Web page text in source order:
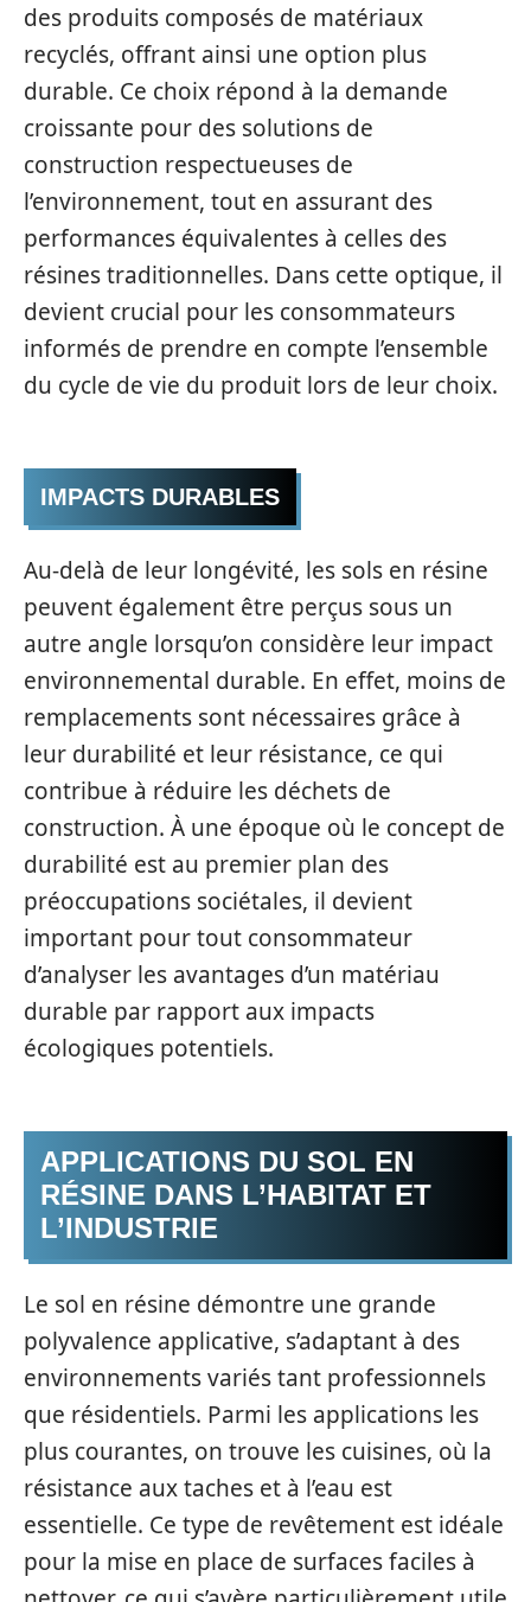
des produits composés de matériaux
recyclés, offrant ainsi une option plus
durable. Ce choix répond à la demande
croissante pour des solutions de
construction respectueuses de
l’environnement, tout en assurant des
performances équivalentes à celles des
résines traditionnelles. Dans cette optique, il
devient crucial pour les consommateurs
informés de prendre en compte l’ensemble
du cycle de vie du produit lors de leur choix.
IMPACTS DURABLES
Au-delà de leur longévité, les sols en résine
peuvent également être perçus sous un
autre angle lorsqu’on considère leur impact
environnemental durable. En effet, moins de
remplacements sont nécessaires grâce à
leur durabilité et leur résistance, ce qui
contribue à réduire les déchets de
construction. À une époque où le concept de
durabilité est au premier plan des
préoccupations sociétales, il devient
important pour tout consommateur
d’analyser les avantages d’un matériau
durable par rapport aux impacts
écologiques potentiels.
APPLICATIONS DU SOL EN
RÉSINE DANS L’HABITAT ET
L’INDUSTRIE
Le sol en résine démontre une grande
polyvalence applicative, s’adaptant à des
environnements variés tant professionnels
que résidentiels. Parmi les applications les
plus courantes, on trouve les cuisines, où la
résistance aux taches et à l’eau est
essentielle. Ce type de revêtement est idéale
pour la mise en place de surfaces faciles à